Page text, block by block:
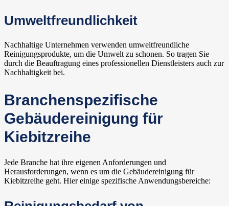
Umweltfreundlichkeit
Nachhaltige Unternehmen verwenden umweltfreundliche
Reinigungsprodukte, um die Umwelt zu schonen. So tragen Sie
durch die Beauftragung eines professionellen Dienstleisters auch zur
Nachhaltigkeit bei.
Branchenspezifische
Gebäudereinigung für
Kiebitzreihe
Jede Branche hat ihre eigenen Anforderungen und
Herausforderungen, wenn es um die Gebäudereinigung für
Kiebitzreihe geht. Hier einige spezifische Anwendungsbereiche: